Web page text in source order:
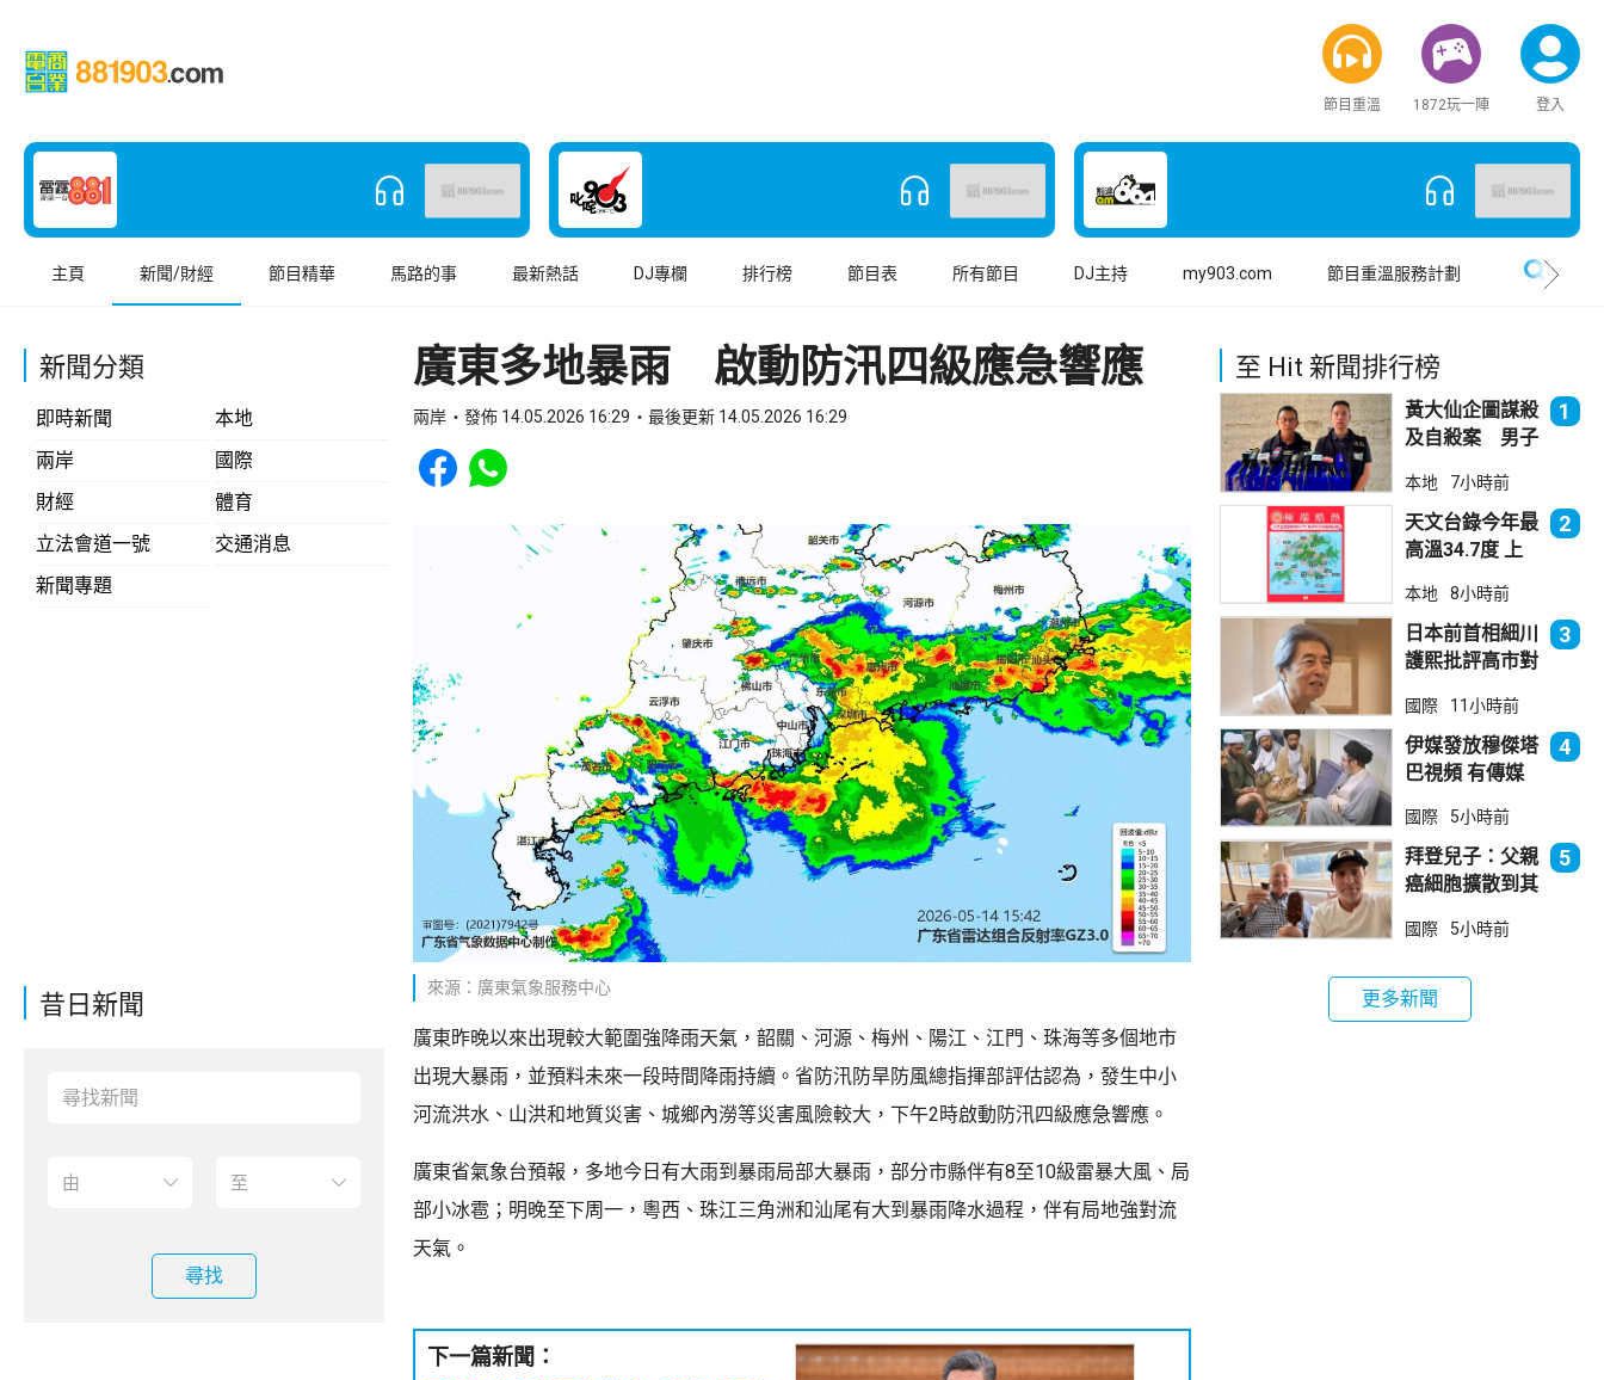
節目重溫 1872玩一陣 登入
主頁 新聞/財經 節目精華 馬路的事 最新熱話 DJ專欄 排行榜 節目表 所有節目 DJ主持 my903.com 節目重溫服務計劃
新聞分類
即時新聞
本地
兩岸
國際
財經
體育
立法會道一號
交通消息
新聞專題
昔日新聞
尋找
廣東多地暴雨 啟動防汛四級應急響應
兩岸 發佈 14.05.2026 16:29 最後更新 14.05.2026 16:29
Share to Facebook
Share to WhatsApp
來源：廣東氣象服務中心
廣東昨晚以來出現較大範圍強降雨天氣，韶關、河源、梅州、陽江、江門、珠海等多個地市
出現大暴雨，並預料未來一段時間降雨持續。省防汛防旱防風總指揮部評估認為，發生中小
河流洪水、山洪和地質災害、城鄉內澇等災害風險較大，下午2時啟動防汛四級應急響應。
廣東省氣象台預報，多地今日有大雨到暴雨局部大暴雨，部分市縣伴有8至10級雷暴大風、局
部小冰雹；明晚至下周一，粵西、珠江三角洲和汕尾有大到暴雨降水過程，伴有局地強對流
天氣。
下一篇新聞：
至 Hit 新聞排行榜
黃大仙企圖謀殺
及自殺案 男子
墮樓亡
1
本地 7小時前
天文台錄今年最
高溫34.7度 上
2
本地 8小時前
日本前首相細川
護熙批評高市對
3
國際 11小時前
伊媒發放穆傑塔
巴視頻 有傳媒
4
國際 5小時前
拜登兒子：父親
癌細胞擴散到其
苦
5
國際 5小時前
更多新聞